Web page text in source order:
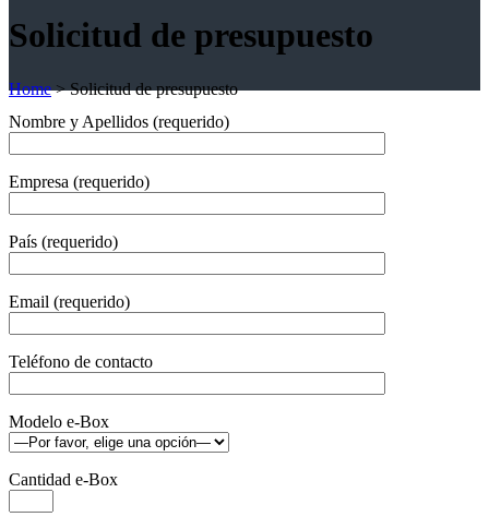
Solicitud de presupuesto
Home>Solicitud de presupuesto
Nombre y Apellidos (requerido)
Empresa (requerido)
País (requerido)
Email (requerido)
Teléfono de contacto
Modelo e-Box
Cantidad e-Box